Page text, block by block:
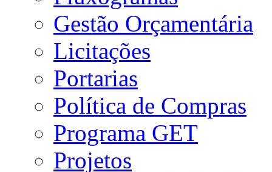
Gestão Orçamentária
Licitações
Portarias
Política de Compras
Programa GET
Projetos